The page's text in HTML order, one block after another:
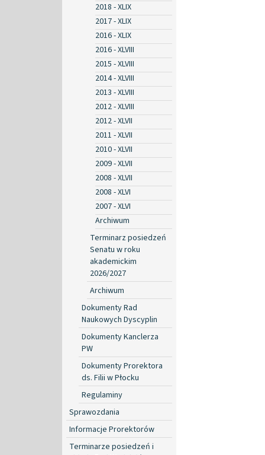
2018 - XLIX
2017 - XLIX
2016 - XLIX
2016 - XLVIII
2015 - XLVIII
2014 - XLVIII
2013 - XLVIII
2012 - XLVIII
2012 - XLVII
2011 - XLVII
2010 - XLVII
2009 - XLVII
2008 - XLVII
2008 - XLVI
2007 - XLVI
Archiwum
Terminarz posiedzeń
Senatu w roku
akademickim
2026/2027
Archiwum
Dokumenty Rad
Naukowych Dyscyplin
Dokumenty Kanclerza
PW
Dokumenty Prorektora
ds. Filii w Płocku
Regulaminy
Sprawozdania
Informacje Prorektorów
Terminarze posiedzeń i